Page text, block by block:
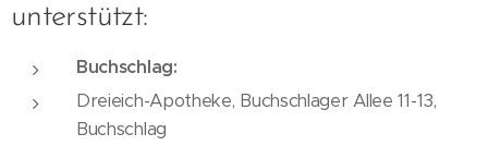
unterstützt:
Buchschlag:
Dreieich-Apotheke, Buchschlager Allee 11-13,
Buchschlag